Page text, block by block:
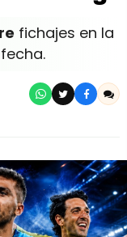
fichajes en la